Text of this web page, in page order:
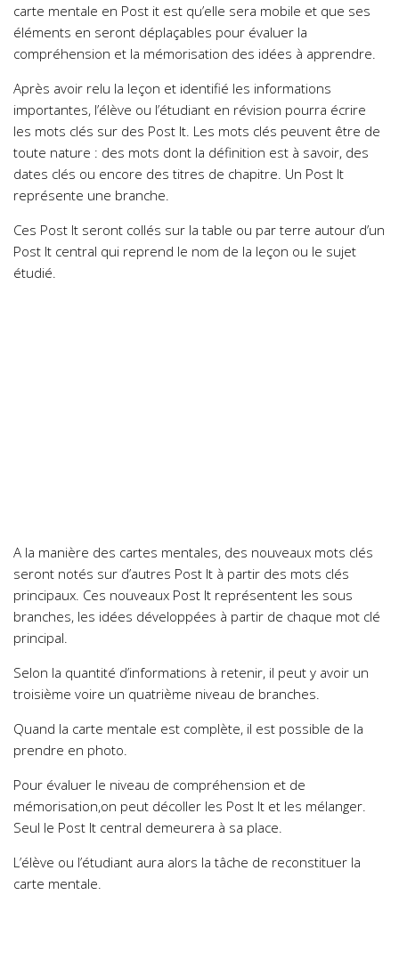
carte mentale en Post it est qu’elle sera mobile et que ses
éléments en seront déplaçables pour évaluer la
compréhension et la mémorisation des idées à apprendre.
Après avoir relu la leçon et identifié les informations
importantes, l’élève ou l’étudiant en révision pourra écrire
les mots clés sur des Post It. Les mots clés peuvent être de
toute nature : des mots dont la définition est à savoir, des
dates clés ou encore des titres de chapitre. Un Post It
représente une branche.
Ces Post It seront collés sur la table ou par terre autour d’un
Post It central qui reprend le nom de la leçon ou le sujet
étudié.
A la manière des cartes mentales, des nouveaux mots clés
seront notés sur d’autres Post It à partir des mots clés
principaux. Ces nouveaux Post It représentent les sous
branches, les idées développées à partir de chaque mot clé
principal.
Selon la quantité d’informations à retenir, il peut y avoir un
troisième voire un quatrième niveau de branches.
Quand la carte mentale est complète, il est possible de la
prendre en photo.
Pour évaluer le niveau de compréhension et de
mémorisation,on peut décoller les Post It et les mélanger.
Seul le Post It central demeurera à sa place.
L’élève ou l’étudiant aura alors la tâche de reconstituer la
carte mentale.